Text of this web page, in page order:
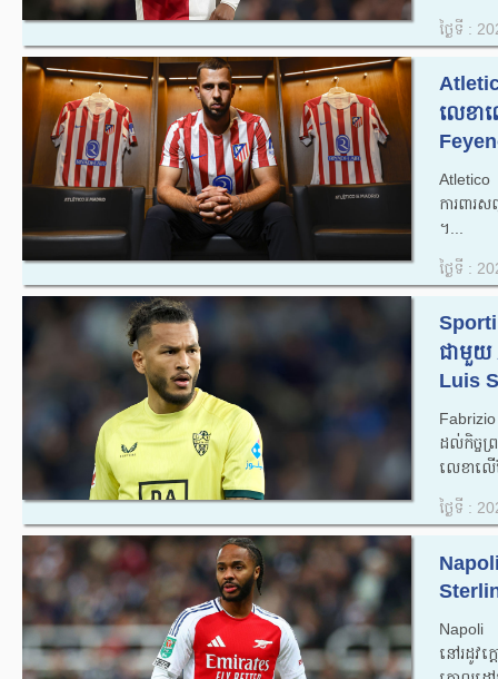
ថ្ងៃទី :
លេខា
Atletico
ការពារ
។...
ថ្ងៃទី :
ជាមួយ
Luis
ដល់កិច្ច
លេខាលើ
ថ្ងៃទី :
Napoli
នៅរដូវ